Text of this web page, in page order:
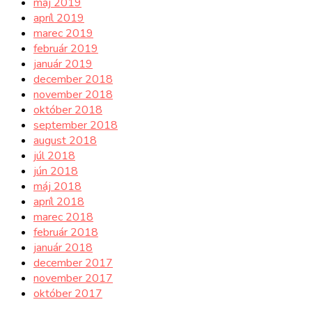
apríl 2019
marec 2019
február 2019
január 2019
december 2018
november 2018
október 2018
september 2018
august 2018
júl 2018
jún 2018
máj 2018
apríl 2018
marec 2018
február 2018
január 2018
december 2017
november 2017
október 2017